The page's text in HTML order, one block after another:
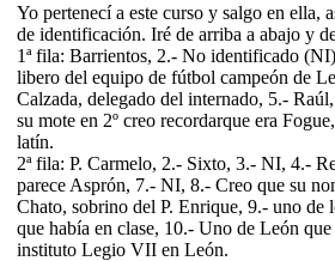
Yo pertenecí a este curso y salgo en ella,
de identificación. Iré de arriba a abajo y
1ª fila: Barrientos, 2.- No identificado
libero del equipo de fútbol campeón de
Calzada, delegado del internado, 5.-
su mote en 2º creo recordarque era
latín.
2ª fila: P. Carmelo, 2.- Sixto, 3.- NI, 4.-
parece Asprón, 7.- NI, 8.- Creo que su
Chato, sobrino del P. Enrique, 9.- uno de
que había en clase, 10.- Uno de León que
instituto Legio VII en León.